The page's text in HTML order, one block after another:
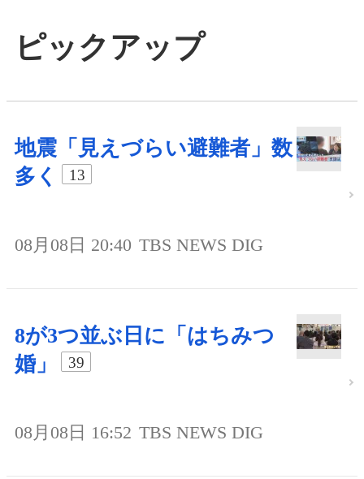
ピックアップ
地震「見えづらい避難者」数
多く
13
08月08日 20:40 TBS NEWS DIG
8が3つ並ぶ日に「はちみつ
婚」
39
08月08日 16:52 TBS NEWS DIG